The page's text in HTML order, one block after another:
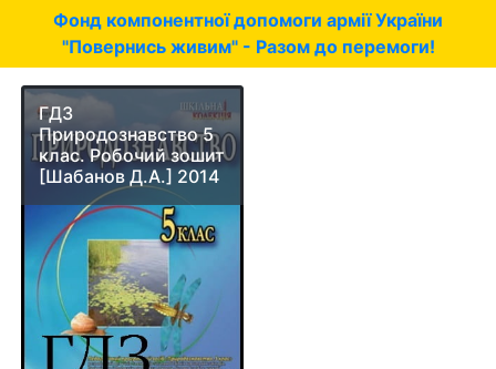
Фонд компонентної допомоги армії України
"Повернись живим" - Разом до перемоги!
ГДЗ
Природознавство 5
клас. Робочий зошит
[Шабанов Д.А.] 2014